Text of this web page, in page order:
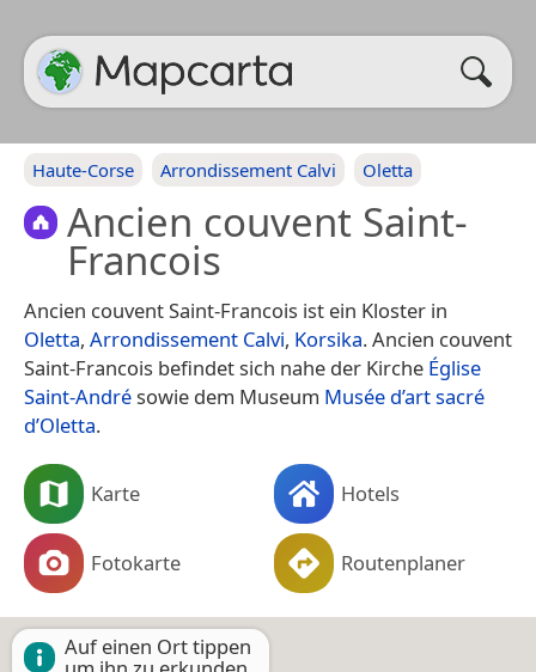
Haute-Corse Arrondissement Calvi Oletta
Ancien couvent Saint-
Francois
Ancien couvent Saint-Francois ist ein Kloster in
Oletta, Arrondissement Calvi, Korsika. Ancien couvent
Saint-Francois befindet sich nahe der Kirche Église
Saint-Andrésowie dem Museum Musée d’art sacré
d’Oletta.
Karte Hotels
Fotokarte Routenplaner
Auf einen Ort tippen